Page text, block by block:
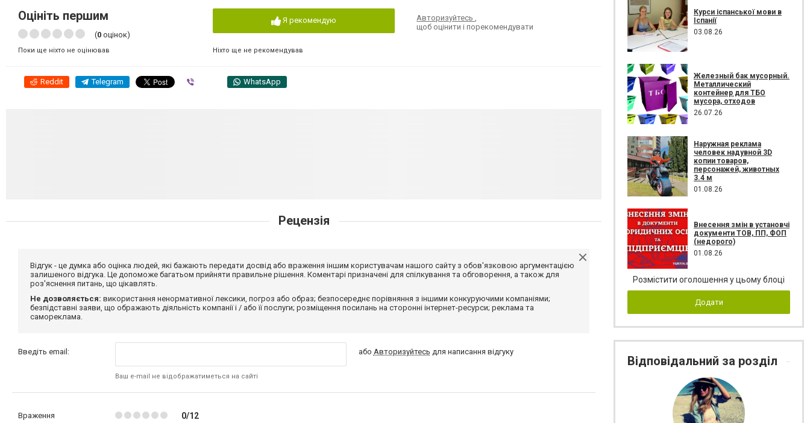
Оцініть першим
(0 оцінок)
Поки ще ніхто не оцінював
Я рекомендую
Ніхто ще не рекомендував
Авторизуйтесь,
щоб оцінити і порекомендувати
Reddit Telegram WhatsApp
Рецензія
Відгук - це думка або оцінка людей, які бажають передати досвід або враження іншим користувачам нашого сайту з обов'язковою аргументацією
залишеного відгука. Це допоможе багатьом прийняти правильне рішення. Коментарі призначені для спілкування та обговорення, а також для
роз'яснення питань, що цікавлять.
Не дозволяється: використання ненормативної лексики, погроз або образ; безпосереднє порівняння з іншими конкуруючими компаніями;
безпідставні заяви, що ображають діяльність компанії і / або її послуги; розміщення посилань на сторонні інтернет-ресурси; реклама та
самореклама.
Введіть email:
Ваш e-mail не відображатиметься на сайті
або Авторизуйтесь для написання відгуку
Враження 0/12
Курси іспанської мови в
Іспанії
03.08.26
Железный бак мусорный.
Металлический
контейнер для ТБО
мусора, отходов
26.07.26
Наружная реклама
человек надувной 3D
копии товаров,
персонажей, животных
3.4 м
01.08.26
Внесення змін в установчі
документи ТОВ, ПП, ФОП
(недорого)
01.08.26
Розмістити оголошення у цьому блоці
Додати
Відповідальний за розділ